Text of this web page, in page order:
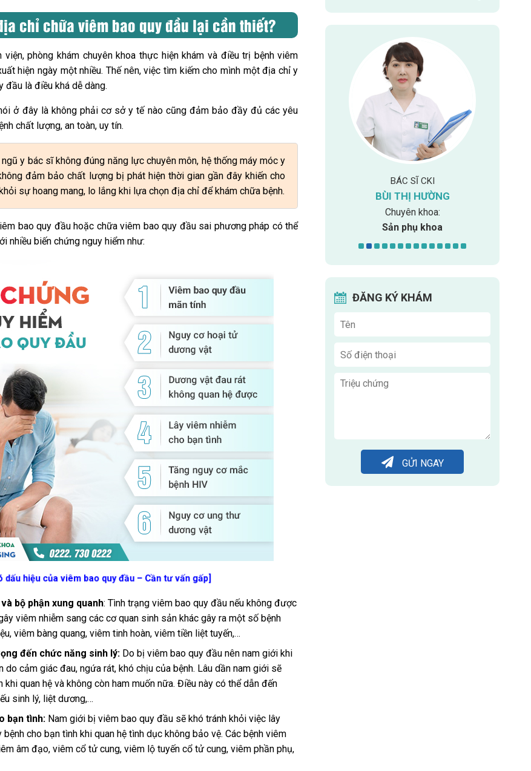
chỉ chữa viêm bao quy đầu lại cần thiết?
phòng khám chuyên khoa thực hiện khám và điều trị bệnh viêm
hiện ngày một nhiều. Thế nên, việc tìm kiếm cho mình một địa chỉ y
đầu là điều khá dễ dàng.
ở đây là không phải cơ sở y tế nào cũng đảm bảo đầy đủ các yêu
chất lượng, an toàn, uy tín.
y bác sĩ không đúng năng lực chuyên môn, hệ thống máy móc y
đảm bảo chất lượng bị phát hiện thời gian gần đây khiến cho
sự hoang mang, lo lắng khi lựa chọn địa chỉ để khám chữa bệnh.
bao quy đầu hoặc chữa viêm bao quy đầu sai phương pháp có thể
nhiều biến chứng nguy hiểm như:
dấu hiệu của viêm bao quy đầu – Cần tư vấn gấp]
bộ phận xung quanh: Tình trạng viêm bao quy đầu nếu không được
viêm nhiễm sang các cơ quan sinh sản khác gây ra một số bệnh
viêm bàng quang, viêm tinh hoàn, viêm tiền liệt tuyến,…
đến chức năng sinh lý:Do bị viêm bao quy đầu nên nam giới khi
do cảm giác đau, ngứa rát, khó chịu của bệnh. Lâu dần nam giới sẽ
quan hệ và không còn ham muốn nữa. Điều này có thể dẫn đến
sinh lý, liệt dương,…
bạn tình:Nam giới bị viêm bao quy đầu sẽ khó tránh khỏi việc lây
cho bạn tình khi quan hệ tình dục không bảo vệ. Các bệnh viêm
âm đạo, viêm cổ tử cung, viêm lộ tuyến cổ tử cung, viêm phần phụ,
THẦY THUỐC ƯU TÚ, BSCKII
LÊ VĂN HỐT
Chuyên khoa:
Ngoại Tiết niệu
NGÔ VIỆT HÀO
Chuyên khoa:
Y học Cổ truyền - Vật lí trị liệu
– Phục hồi chức năng
BÁC SĨ CKI
BÙI THỊ HƯỜNG
Chuyên khoa:
Sản phụ khoa
ĐĂNG KÝ KHÁM
GỬI NGAY